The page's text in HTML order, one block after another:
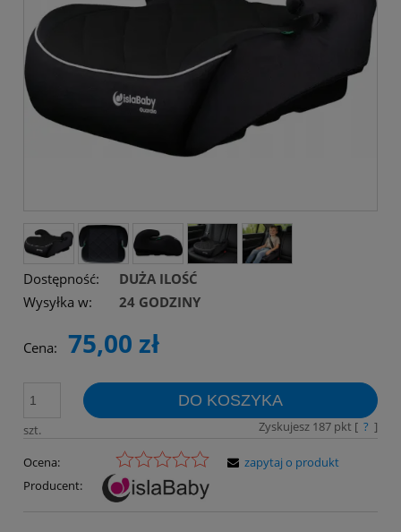
Dostępność:
DUŻA ILOŚĆ
Wysyłka w:
24 GODZINY
Cena: 75,00 zł
szt.
DO KOSZYKA
Zyskujesz 187pkt [ ? ]
Ocena:
Producent:
zapytaj o produkt